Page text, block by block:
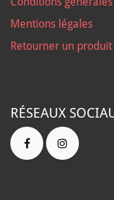
Mentions légales
Retourner un produit
RÉSEAUX